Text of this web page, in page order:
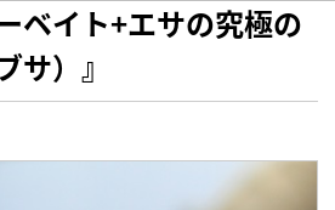
ベイト+エサの究極の
）』